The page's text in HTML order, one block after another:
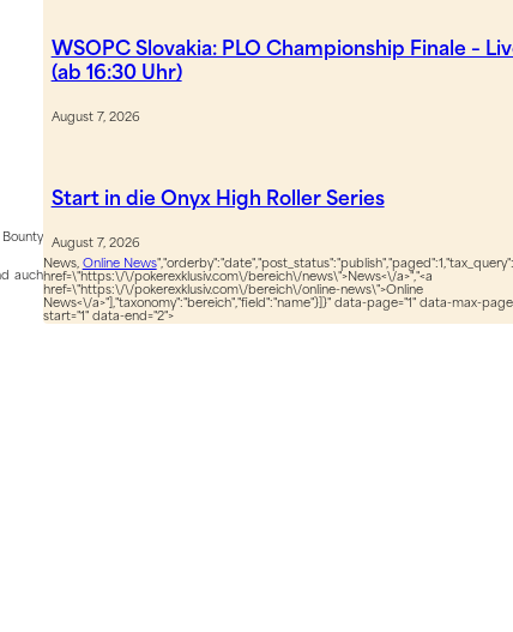
auch
WSOPC Slovakia: PLO Championship Finale –
(ab 16:30 Uhr)
August 7, 2026
Start in die Onyx High Roller Series
August 7, 2026
News, Online News
href=\"https:\/\/pokerexklusiv.com\/bereich\/news\">News<\/a>","<a
href=\"https:\/\/pokerexklusiv.com\/bereich\/online-news\">Online
News<\/a>"],"taxonomy":"bereich","field":"name"}]}" data-page="1" data-max-
start="1" data-end="2">